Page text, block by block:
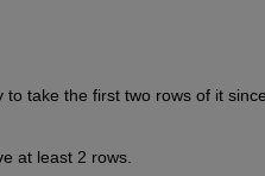
take the first two rows of it
at least 2 rows.